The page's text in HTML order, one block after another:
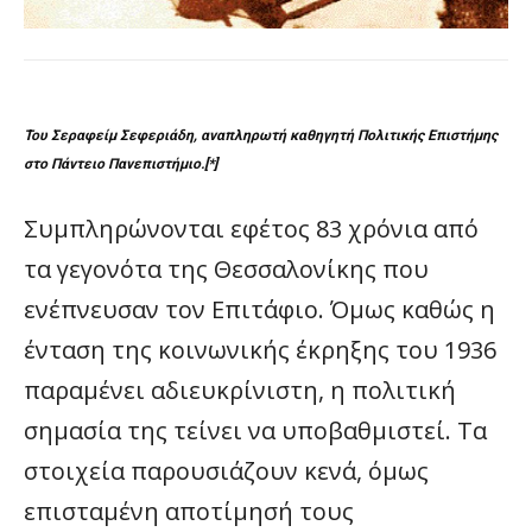
Του Σεραφείμ Σεφεριάδη, αναπληρωτή καθηγητή Πολιτικής Επιστήμης
στο Πάντειο Πανεπιστήμιο.[*]
Συμπληρώνονται εφέτος 83 χρόνια από
τα γεγονότα της Θεσσαλονίκης που
ενέπνευσαν τον Επιτάφιο. Όμως καθώς η
ένταση της κοινωνικής έκρηξης του 1936
παραμένει αδιευκρίνιστη, η πολιτική
σημασία της τείνει να υποβαθμιστεί. Τα
στοιχεία παρουσιάζουν κενά, όμως
επισταμένη αποτίμησή τους